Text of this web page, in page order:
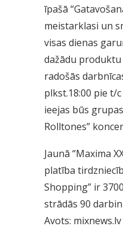
īpašā
meistarklasi un
visas dienas
dažādu
radošās
plkst.18:00 pie t/
ieejas būs
Rolltones”
Jaunā “Maxima
platība
Shopping” ir
strādās 90
Avots: mixnews.lv